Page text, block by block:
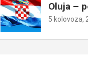
Oluja –
5 kolovoza,